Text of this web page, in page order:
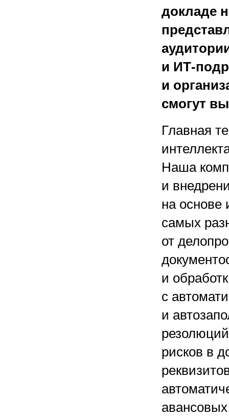
докладе
и ИТ-
и
смогут
Главная
Наша
и
на основе
самых
от
и
с
и
рисков в